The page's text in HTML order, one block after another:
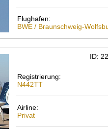
Flughafen:
BWE / Braunschweig-
ID:
Registrierung:
N442TT
Airline:
Privat